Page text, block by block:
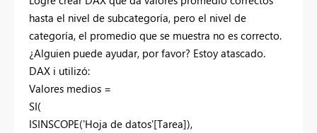
hasta el nivel de subcategoría, pero el nivel de
categoría, el promedio que se muestra no es correcto.
¿Alguien puede ayudar, por favor? Estoy atascado.
DAX i utilizó:
Valores medios =
SI(
ISINSCOPE('Hoja de datos'[Tarea]),